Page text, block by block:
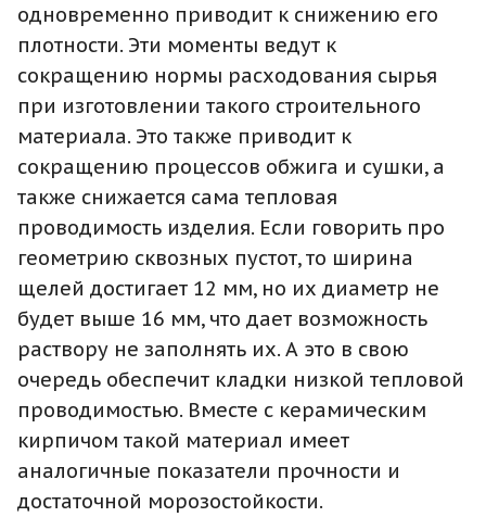
одновременно приводит к снижению его
плотности. Эти моменты ведут к
сокращению нормы расходования сырья
при изготовлении такого строительного
материала. Это также приводит к
сокращению процессов обжига и сушки, а
также снижается сама тепловая
проводимость изделия. Если говорить про
геометрию сквозных пустот, то ширина
щелей достигает 12 мм, но их диаметр не
будет выше 16 мм, что дает возможность
раствору не заполнять их. А это в свою
очередь обеспечит кладки низкой тепловой
проводимостью. Вместе с керамическим
кирпичом такой материал имеет
аналогичные показатели прочности и
достаточной морозостойкости.